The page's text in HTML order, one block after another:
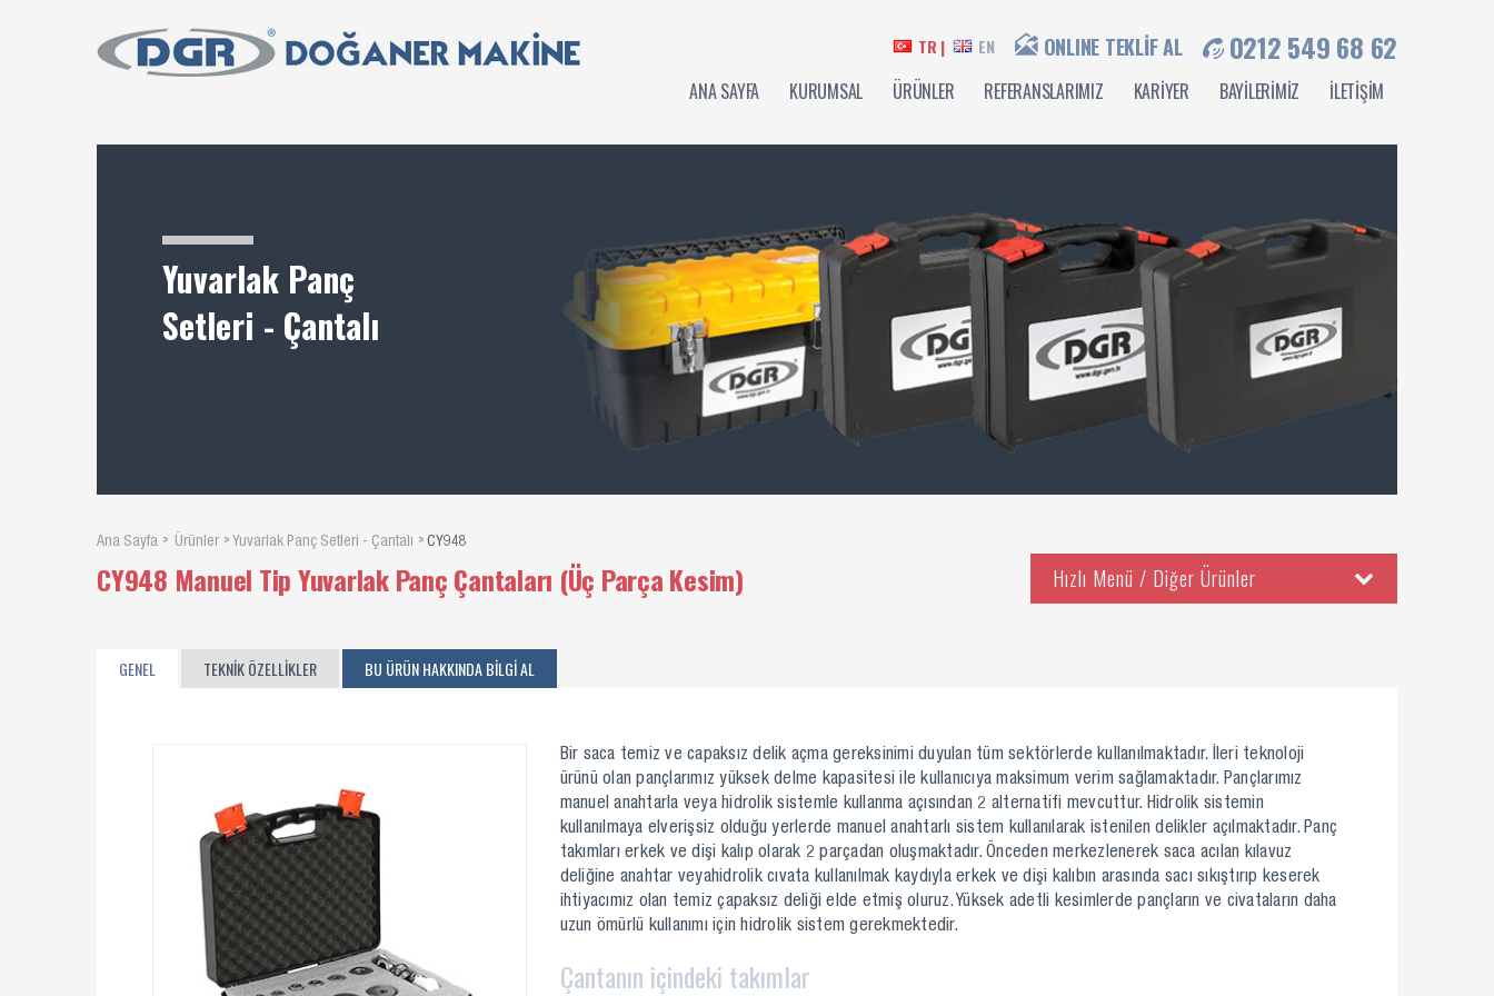
TR | EN ONLINE TEKLİF AL 0212 549 68 62
ANA SAYFA KURUMSAL ÜRÜNLER REFERANSLARIMIZ KARİYER BAYİLERİMİZ İLETİŞİM
Yuvarlak Panç
Setleri - Çantalı
Ana Sayfa Ürünler Yuvarlak Panç Setleri - Çantalı CY948
CY948 Manuel Tip Yuvarlak Panç Çantaları (Üç Parça Kesim) Hızlı Menü / Diğer Ürünler
GENEL TEKNİK ÖZELLİKLER BU ÜRÜN HAKKINDA BİLGİ AL
Bir saca temiz ve capaksız delik açma gereksinimi duyulan tüm sektörlerde kullanılmaktadır. İleri teknoloji
ürünü olan pançlarımız yüksek delme kapasitesi ile kullanıcıya maksimum verim sağlamaktadır. Pançlarımız
manuel anahtarla veya hidrolik sistemle kullanma açısından 2 alternatifi mevcuttur. Hidrolik sistemin
kullanılmaya elverişsiz olduğu yerlerde manuel anahtarlı sistem kullanılarak istenilen delikler açılmaktadır. Panç
takımları erkek ve dişi kalıp olarak 2 parçadan oluşmaktadır. Önceden merkezlenerek saca acılan kılavuz
deliğine anahtar veyahidrolik cıvata kullanılmak kaydıyla erkek ve dişi kalıbın arasında sacı sıkıştırıp keserek
ihtiyacımız olan temiz çapaksız deliği elde etmiş oluruz. Yüksek adetli kesimlerde pançların ve civataların daha
uzun ömürlü kullanımı için hidrolik sistem gerekmektedir.
Çantanın içindeki takımlar